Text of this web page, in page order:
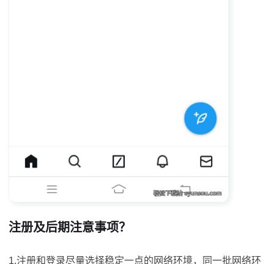
注册及后期注意事项？
1.注册和登录尽量选择稳定一点的网络环境，同一批网络环